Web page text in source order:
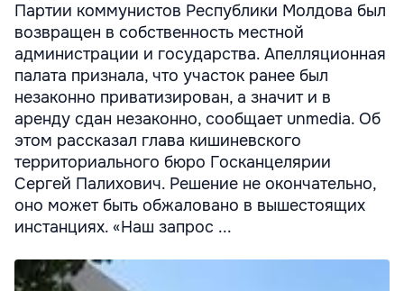
Партии коммунистов Республики Молдова был
возвращен в собственность местной
администрации и государства. Апелляционная
палата признала, что участок ранее был
незаконно приватизирован, а значит и в
аренду сдан незаконно, сообщает unmedia. Об
этом рассказал глава кишиневского
территориального бюро Госканцелярии
Сергей Палихович. Решение не окончательно,
оно может быть обжаловано в вышестоящих
инстанциях. «Наш запрос ...